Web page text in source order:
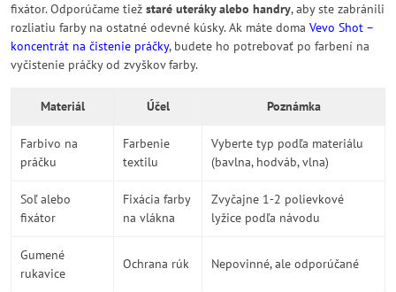
fixátor. Odporúčame tiež staré uteráky alebo handry, aby ste zabránili
rozliatiu farby na ostatné odevné kúsky. Ak máte doma Vevo Shot –
koncentrát na čistenie práčky, budete ho potrebovať po farbení na
vyčistenie práčky od zvyškov farby.
Materiál Účel Poznámka
Farbivo na
práčku
Farbenie
textilu
Vyberte typ podľa materiálu
(bavlna, hodváb, vlna)
Soľ alebo
fixátor
Fixácia farby
na vlákna
Zvyčajne 1-2 polievkové
lyžice podľa návodu
Gumené
rukavice
Ochrana rúk Nepovinné, ale odporúčané